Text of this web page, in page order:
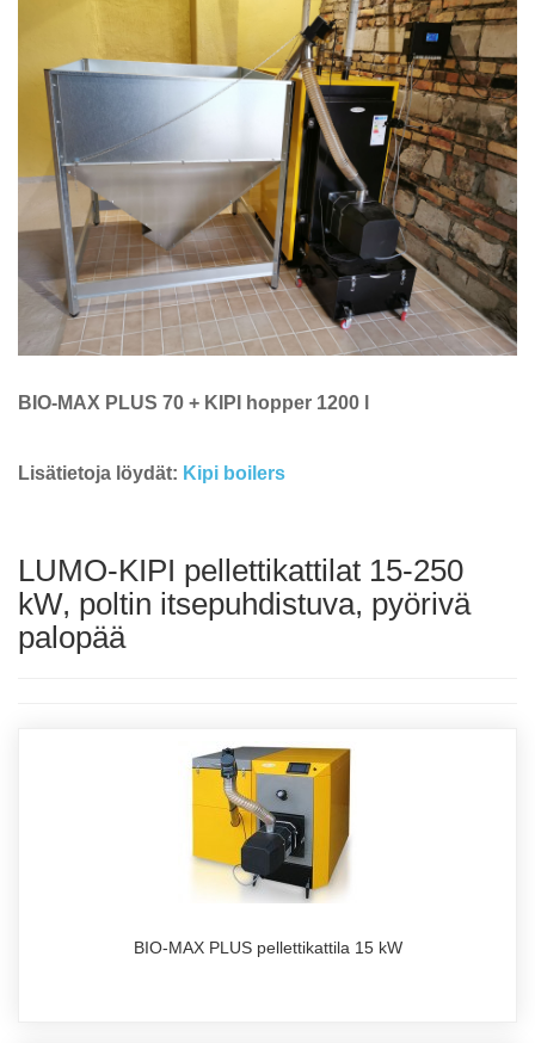
BIO-MAX PLUS 70 + KIPI hopper 1200 l
Lisätietoja löydät: Kipi boilers
LUMO-KIPI pellettikattilat 15-250
kW, poltin itsepuhdistuva, pyörivä
palopää
BIO-MAX PLUS pellettikattila 15 kW